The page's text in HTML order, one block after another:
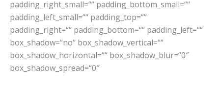
padding_right_small=““ padding_bottom_small=““
padding_left_small=““ padding_top=““
padding_right=““ padding_bottom=““ padding_left=““
box_shadow=“no“ box_shadow_vertical=““
box_shadow_horizontal=““ box_shadow_blur=“0″
box_shadow_spread=“0″